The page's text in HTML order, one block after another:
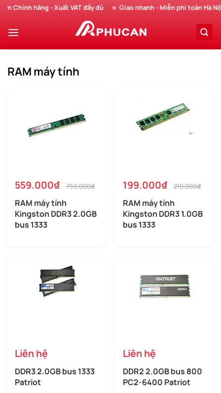
Chuyển
nội
hãng - Xuất VAT đầy đủ Giao nhanh - Miễn phí toàn Hà Nội
RAM máy tính
559.000₫ 759.000₫
RAM máy tính
Kingston DDR3 2.0GB
bus 1333
199.000₫ 210.000₫
RAM máy tính
Kingston DDR3 1.0GB
bus 1333
Liên hệ
DDR3 2.0GB bus 1333
Patriot
Liên hệ
DDR2 2.0GB bus 800
PC2-6400 Patriot